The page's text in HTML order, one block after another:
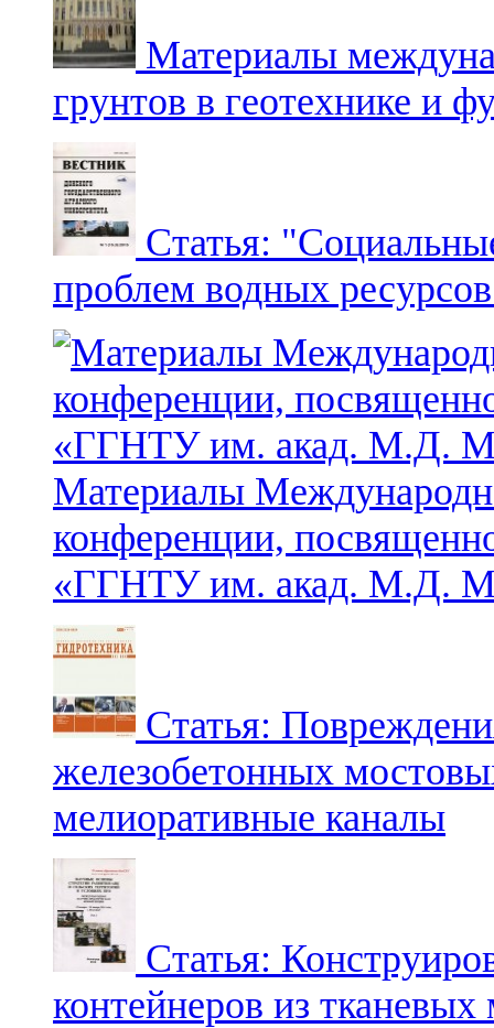
Материалы
грунтов в геотехнике и
Статья:
проблем водных
Материалы
конференции,
«ГГНТУ им. акад. М.Д.
Статья:
железобетонных
мелиоративные каналы
Статья:
контейнеров из